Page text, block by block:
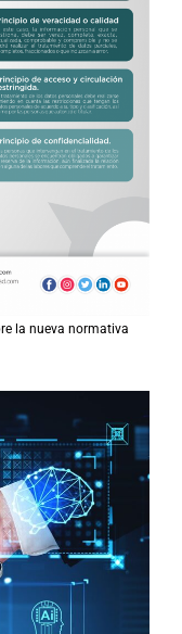
la nueva normativa